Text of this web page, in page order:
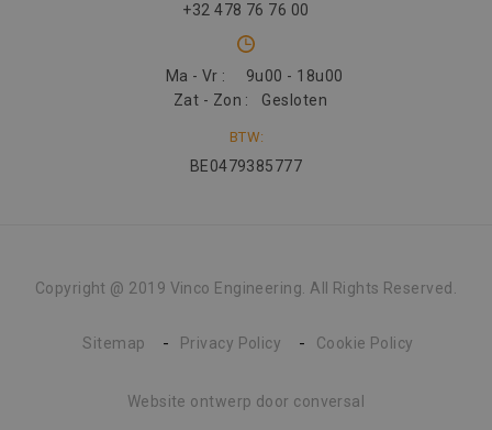
+32 478 76 76 00
Ma - Vr :
9u00 - 18u00
Zat - Zon :
Gesloten
BTW:
BE0479385777
Copyright @ 2019 Vinco Engineering. All Rights Reserved.
Sitemap Privacy Policy Cookie Policy
Website ontwerp door conversal